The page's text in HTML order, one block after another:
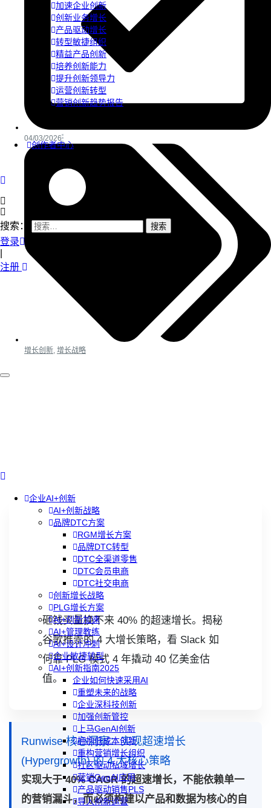
加速企业创新
创新业务增长
产品驱动增长
转型敏捷组织
精益产品创新
培养创新能力
提升创新领导力
运营创新转型
营销创新趋势报告
创作者中心
搜索：
登录
注册
企业AI+创新
AI+创新战略
品牌DTC方案
RGM增长方案
品牌DTC转型
DTC全渠道零售
DTC会员电商
DTC社交电商
创新增长战略
PLG增长方案
AI+创新加速
AI+管理教练
AI+设计冲刺
企业敏捷转型
AI+创新指南2025
企业如何快速采用AI
重塑未来的战略
企业深科技创新
加强创新管控
上马GenAI创新
拥抱低成本创新
重构营销增长组织
社区驱动私域增长
营销GenAI应用
产品驱动销售PLS
导入创新运营
04/03/2026
增长创新 增长战略
砸钱买量换不来 40% 的超速增长。揭秘
谷歌推崇的 4 大增长策略，看 Slack 如
何靠 PLG 模式 4 年撬动 40 亿美金估
值。
Runwise 核心洞察：实现超速增长
(Hypergrowth) 的 4 大核心策略
实现大于 40% CAGR 的超速增长，不能依赖单一
的营销漏斗，而必须构建以产品和数据为核心的自